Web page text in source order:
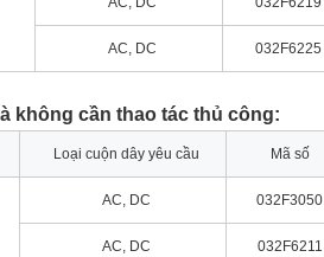
AC, DC 032F6225
không cần thao tác thủ công:
Loại cuộn dây yêu cầu Mã số
AC, DC 032F3050
AC, DC 032F6211